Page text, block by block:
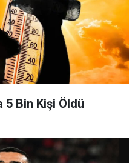
5 Bin Kişi Öldü